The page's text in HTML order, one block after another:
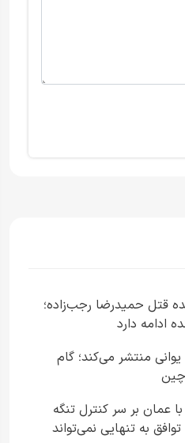
پرونده قتل حمیدرضا رجب‌زاده؛
ادامه دارد
منتشر می‌کند؛ گام
چین
با عمان بر سر کنترل تنگه
به تنهایی نمی‌تواند